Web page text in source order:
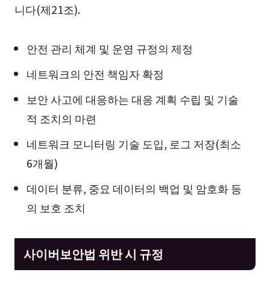
니다(제21조).
안전 관리 체계 및 운영 규정의 제정
네트워크의 안전 책임자 확정
보안 사고에 대응하는 대응 계획 수립 및 기술
적 조치의 마련
네트워크 모니터링 기술 도입, 로그 저장(최소
6개월)
데이터 분류, 중요 데이터의 백업 및 암호화 등
의 보호 조치
사이버보안법 위반 시 규정